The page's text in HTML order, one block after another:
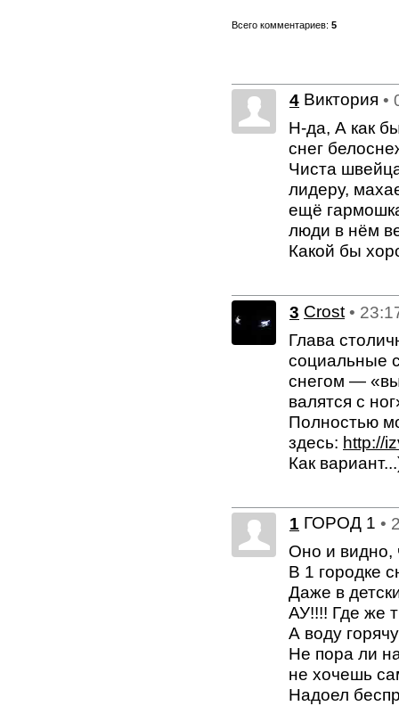
Всего комментариев: 5
4 Виктория •
Н-да, А как
снег
Чиста
лидеру,
ещё
люди в нём
Какой бы
3 Crost •
Глава
социальные
снегом —
валятся с
Полностью
здесь: http://
Как
1 ГОРОД 1 •
Оно и видно,
В 1 городке
Даже в
АУ!!!! Где же
А воду
Не пора ли
не хочешь
Надоел